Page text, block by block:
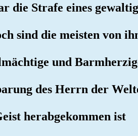
die Strafe eines
sind die meisten von
und
des Herrn der
herabgekommen ist